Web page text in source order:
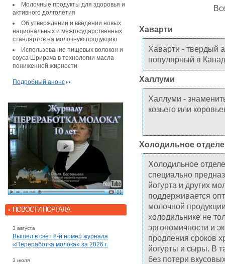
Молочные продукты для здоровья и
активного долголетия
Об утверждении и введении новых
национальных и межгосударственных
стандартов на молочную продукцию
Использование пищевых волокон и
соуса Шрирача в технологии масла
пониженной жирности
Подробный анонс
НОВОСТИ ПОРТАЛА
3 августа
Вышел в свет 8-й номер журнала
«Переработка молока» за 2026 г.
3 июля
Хаварти
Хаварти - твердый
популярный в
Халлуми
Халлуми -
козьего или
Холодильное
Холодильное
специально
йогурта и других
поддерживается
молочной
холодильнике не
эргономичности и
продления сроков
йогурты и сыры. В
без потери